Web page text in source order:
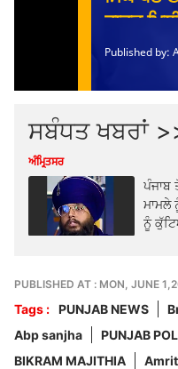
ਸਬੰਧਤ ਖਬਰਾਂ
ਅੰਮ੍ਰਿਤਸਰ
ਪੰਜਾਬ
ਮਾਮਲੇ
ਨੂੰ
PUBLISHED AT : MON, JUNE
Tags : PUNJAB NEWS
Abp sanjha
PUNJAB
BIKRAM MAJITHIA